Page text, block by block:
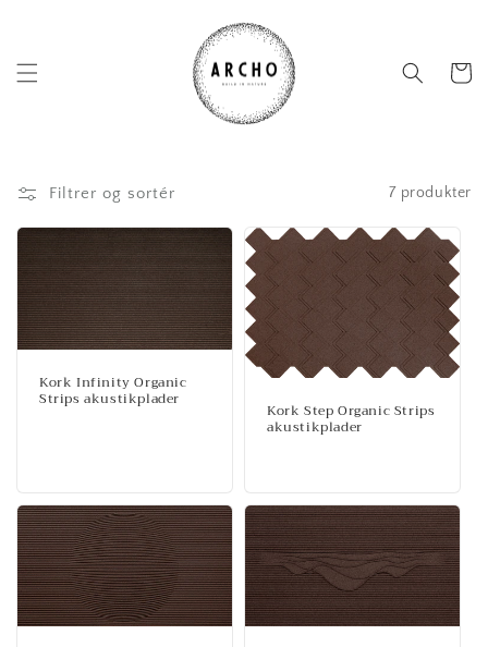
Filtrer og sortér 7 produkter
Kork Infinity Organic
Strips akustikplader
Kork Step Organic Strips
akustikplader